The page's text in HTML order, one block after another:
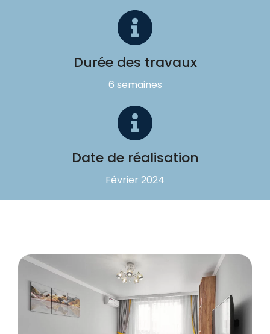
Durée des travaux
6 semaines
Date de réalisation
Février 2024